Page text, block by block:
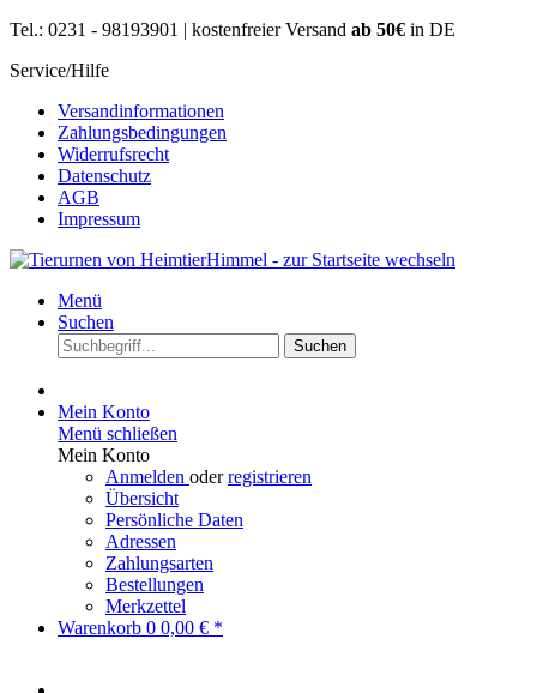
Tel.: 0231 - 98193901 | kostenfreier Versand ab 50€ in DE
Service/Hilfe
Versandinformationen
Zahlungsbedingungen
Widerrufsrecht
Datenschutz
AGB
Impressum
Menü
Suchen
Suchen
Mein Konto
Menü schließen
Mein Konto
Anmelden oderregistrieren
Übersicht
Persönliche Daten
Adressen
Zahlungsarten
Bestellungen
Merkzettel
Warenkorb 0 0,00 € *